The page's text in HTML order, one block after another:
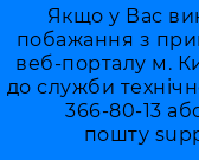
Якщо у Вас
побажання з
веб-порталу м.
до служби
366-80-13
пошту